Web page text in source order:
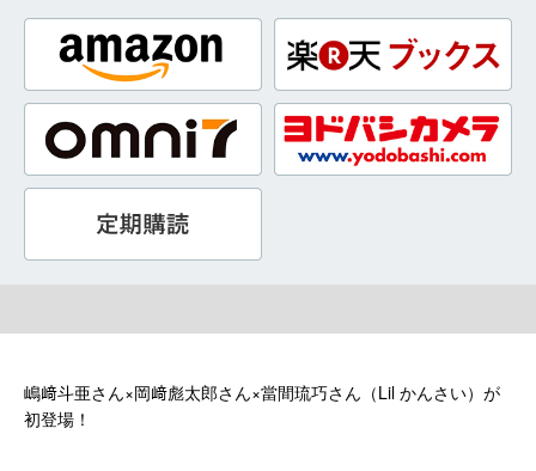
嶋﨑斗亜さん×岡﨑彪太郎さん×當間琉巧さん（Lil かんさい）が
初登場！